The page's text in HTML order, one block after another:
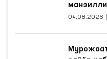
04.08.2026